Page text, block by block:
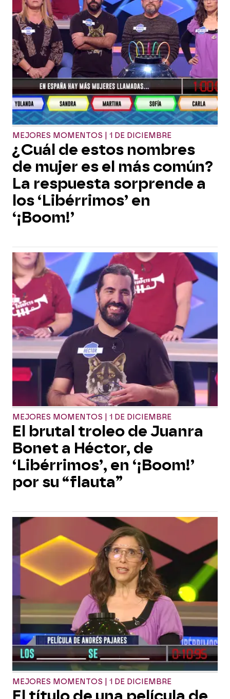
MEJORES MOMENTOS | 1 DE DICIEMBRE
¿Cuál de estos nombres
de mujer es el más común?
La respuesta sorprende a
los ‘Libérrimos’ en
‘¡Boom!’
MEJORES MOMENTOS | 1 DE DICIEMBRE
El brutal troleo de Juanra
Bonet a Héctor, de
‘Libérrimos’, en ‘¡Boom!’
por su “flauta”
MEJORES MOMENTOS | 1 DE DICIEMBRE